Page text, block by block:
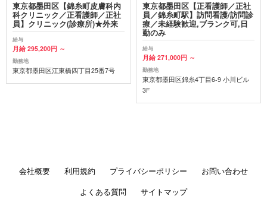
東京都墨田区【錦糸町皮膚科内
科クリニック／正看護師／正社
員】クリニック(診療所)★外来
給与
月給 295,200円 ～
勤務地
東京都墨田区江東橋四丁目25番7号
東京都墨田区【正看護師／正社
員／錦糸町駅】訪問看護/訪問診
療／未経験歓迎,ブランク可,日
勤のみ
給与
月給 271,000円 ～
勤務地
東京都墨田区錦糸4丁目6-9 小川ビル
3F
会社概要 利用規約 プライバシーポリシー
お問い合わせ
よくある質問
サイトマップ